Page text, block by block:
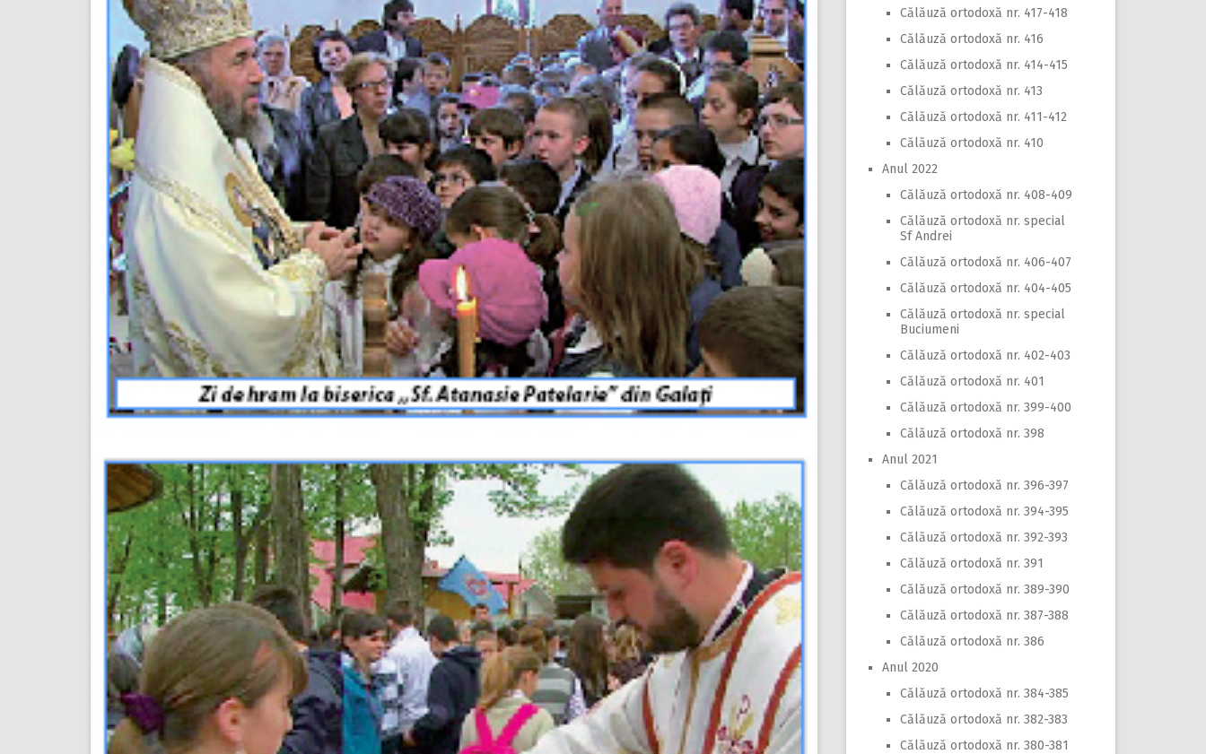
Călăuză ortodoxă nr. 417-418
Călăuză ortodoxă nr. 416
Călăuză ortodoxă nr. 414-415
Călăuză ortodoxă nr. 413
Călăuză ortodoxă nr. 411-412
Călăuză ortodoxă nr. 410
Anul 2022
Călăuză ortodoxă nr. 408-409
Călăuză ortodoxă nr. special
Sf Andrei
Călăuză ortodoxă nr. 406-407
Călăuză ortodoxă nr. 404-405
Călăuză ortodoxă nr. special
Buciumeni
Călăuză ortodoxă nr. 402-403
Călăuză ortodoxă nr. 401
Călăuză ortodoxă nr. 399-400
Călăuză ortodoxă nr. 398
Anul 2021
Călăuză ortodoxă nr. 396-397
Călăuză ortodoxă nr. 394-395
Călăuză ortodoxă nr. 392-393
Călăuză ortodoxă nr. 391
Călăuză ortodoxă nr. 389-390
Călăuză ortodoxă nr. 387-388
Călăuză ortodoxă nr. 386
Anul 2020
Călăuză ortodoxă nr. 384-385
Călăuză ortodoxă nr. 382-383
Călăuză ortodoxă nr. 380-381